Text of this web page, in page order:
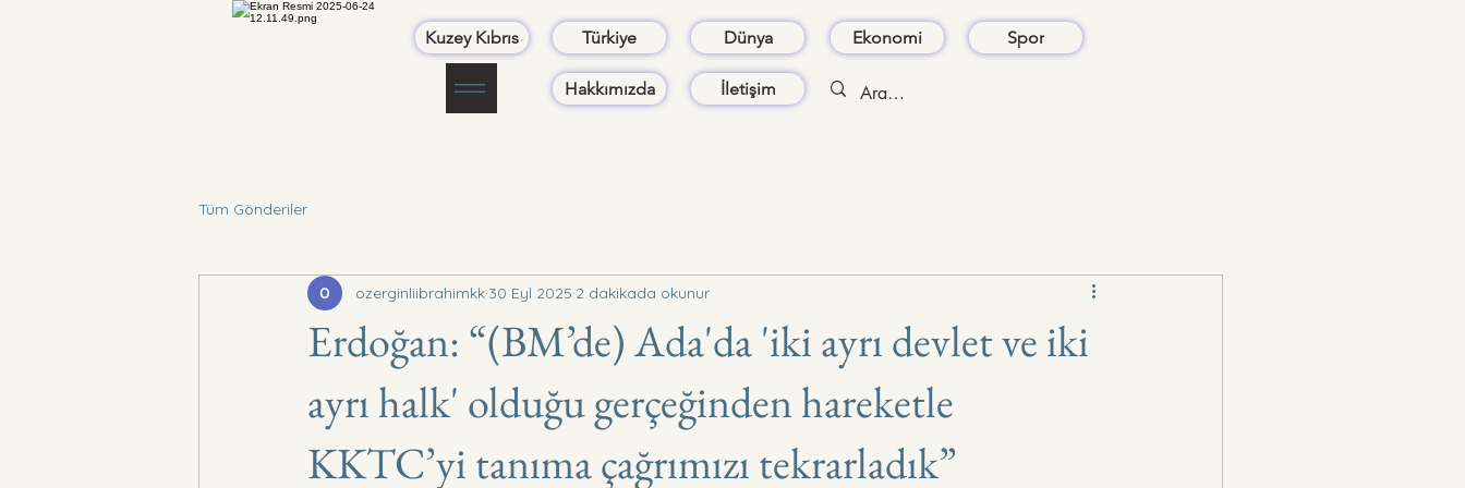
Kuzey Kıbrıs Türkiye
Hakkımızda
Dünya
İletişim
Ekonomi Spor
Tüm Gönderiler
Erdoğan: “(BM’de) Ada'da 'iki ayrı devlet ve iki
ayrı halk' olduğu gerçeğinden hareketle
KKTC’yi tanıma çağrımızı tekrarladık”
ozerginliibrahimkk 30 Eyl 2025 2 dakikada okunur